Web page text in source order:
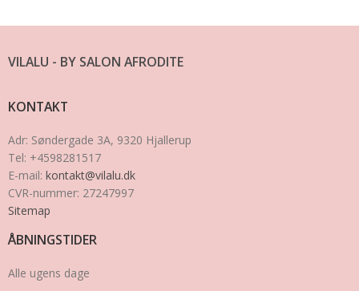
VILALU - BY SALON AFRODITE
KONTAKT
Adr: Søndergade 3A, 9320 Hjallerup
Tel: +4598281517
E-mail: kontakt@vilalu.dk
CVR-nummer: 27247997
Sitemap
ÅBNINGSTIDER
Alle ugens dage